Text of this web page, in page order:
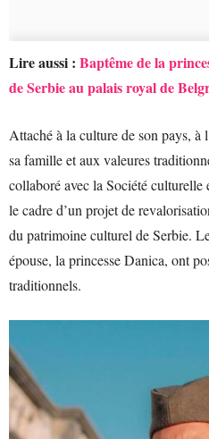
Lire aussi : Baptême de la
de Serbie au palais royal de
Attaché à la culture de son pays, à
sa famille et aux valeures
collaboré avec la Société
le cadre d’un projet de
du patrimoine culturel de Serbie.
épouse, la princesse Danica, ont
traditionnels.